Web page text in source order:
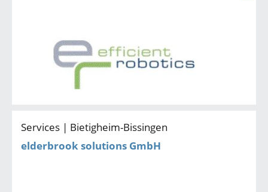
Services | Bietigheim-Bissingen
elderbrook solutions GmbH